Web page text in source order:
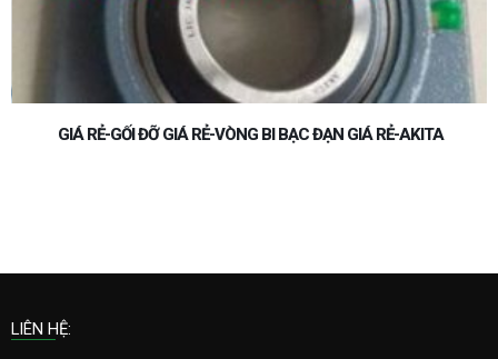
GIÁ RẺ-GỐI ĐỠ GIÁ RẺ-VÒNG BI BẠC ĐẠN GIÁ RẺ-AKITA
LIÊN HỆ: